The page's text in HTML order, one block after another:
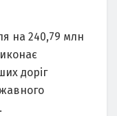
на 240,79 млн
доріг